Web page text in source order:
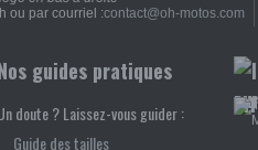
ou par courriel :contact@oh-motos.com
guides pratiques
doute ? Laissez-vous guider :
Guide des tailles